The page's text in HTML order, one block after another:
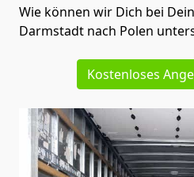
Wie können wir Dich bei
Darmstadt nach Polen
Kostenloses